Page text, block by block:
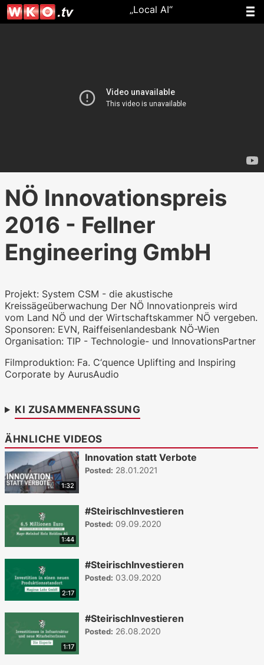
„Local AI“
NÖ Innovationspreis
2016 - Fellner
Engineering GmbH
Projekt: System CSM - die akustische
Kreissägeüberwachung Der NÖ Innovationpreis wird
vom Land NÖ und der Wirtschaftskammer NÖ vergeben.
Sponsoren: EVN, Raiffeisenlandesbank NÖ-Wien
Organisation: TIP - Technologie- und InnovationsPartner
Filmproduktion: Fa. C‘quence Uplifting and Inspiring
Corporate by AurusAudio
KI ZUSAMMENFASSUNG
ÄHNLICHE VIDEOS
1:32
Innovation statt Verbote
Posted: 28.01.2021
1:44
#SteirischInvestieren
Posted: 09.09.2020
2:17
#SteirischInvestieren
Posted: 03.09.2020
1:17
#SteirischInvestieren
Posted: 26.08.2020
26b-a4b-it, Blackwell)